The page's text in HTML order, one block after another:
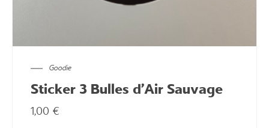
Goodie
Sticker 3 Bulles d’Air Sauvage
1,00 €